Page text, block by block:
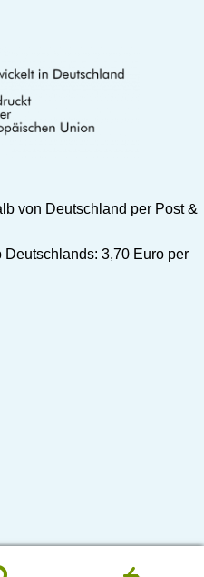
Zustimmen
unserer
von Deutschland per Post &
3,70 Euro per